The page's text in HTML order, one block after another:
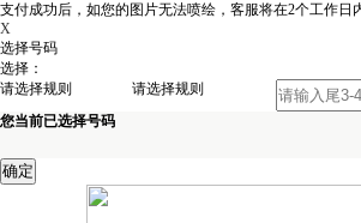
支付成功后，如您的图片无法喷绘，客服将在2个工作日
X
选择号码
选择：
请选择规则
请选择规则
您当前已选择号码